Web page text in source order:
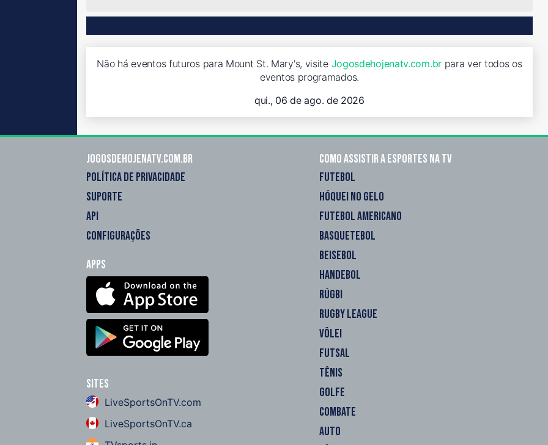
Não há eventos futuros para Mount St. Mary's, visite Jogosdehojenatv.com.brpara ver todos os
eventos programados.
qui., 06 de ago. de 2026
Jogosdehojenatv.com.br
POLÍTICA DE PRIVACIDADE
SUPORTE
API
CONFIGURAÇÕES
Apps
Sites
LiveSportsOnTV.com
LiveSportsOnTV.ca
Como assistir a esportes na TV
FUTEBOL
HÓQUEI NO GELO
FUTEBOL AMERICANO
BASQUETEBOL
BEISEBOL
HANDEBOL
RÚGBI
RUGBY LEAGUE
VÔLEI
FUTSAL
TÊNIS
GOLFE
COMBATE
AUTO